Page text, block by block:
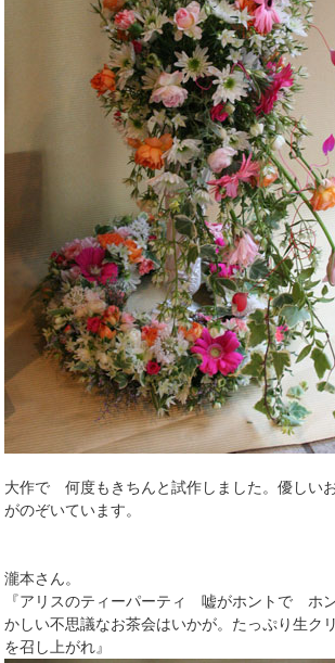
大作で 何度もきちんと試作しました。優しい
がのぞいています。
瀧本さん。
『アリスのティーパーティ 嘘がホントで ホ
かしい不思議なお茶会はいかが。たっぷり生ク
を召し上がれ』